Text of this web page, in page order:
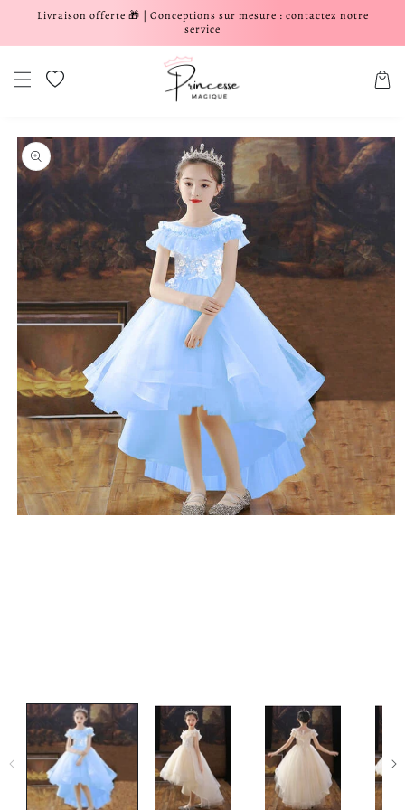
et passer au contenu
Livraison offerte 🎁 | Conceptions sur mesure : contactez notre
service
Liste de souhaits Panier
informations produits